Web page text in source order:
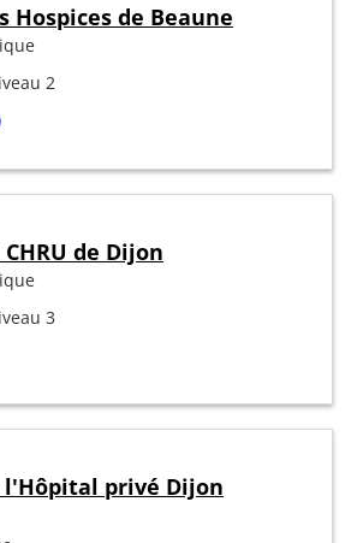
Hospices de Beaune
2
de Dijon
3
privé Dijon